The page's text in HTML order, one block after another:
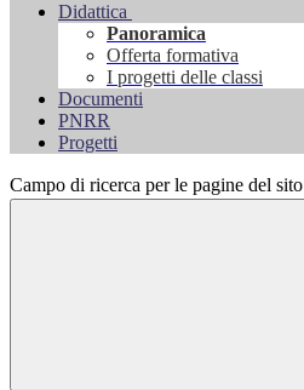
Didattica
Panoramica
Offerta formativa
I progetti delle classi
Documenti
PNRR
Progetti
Campo di ricerca per le pagine del sito